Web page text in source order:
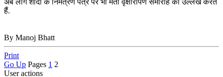
अब लोग शादी के निमंत्रण पत्र पर भी मैती वृक्षारोपण समारोह का उल्लेख करते
हैं.
By Manoj Bhatt
Print
Go Up Pages 1 2
User actions